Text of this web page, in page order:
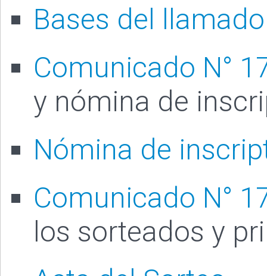
Bases del llamado
Comunicado N°
y nómina de
Nómina de
Comunicado N°
los sorteados y